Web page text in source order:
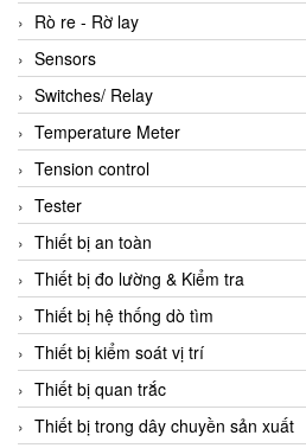
Rò re - Rờ lay
Sensors
Switches/ Relay
Temperature Meter
Tension control
Tester
Thiết bị an toàn
Thiết bị đo lường & Kiểm tra
Thiết bị hệ thống dò tìm
Thiết bị kiểm soát vị trí
Thiết bị quan trắc
Thiết bị trong dây chuyền sản xuất